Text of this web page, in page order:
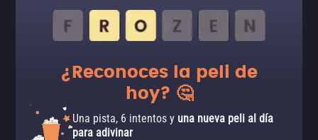
¿Reconoces la peli de
hoy? 🤔
Una pista, 6 intentos y una nueva peli al día
para adivinar